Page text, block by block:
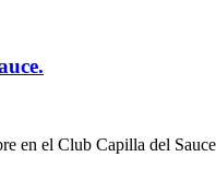
en el Club Capilla del